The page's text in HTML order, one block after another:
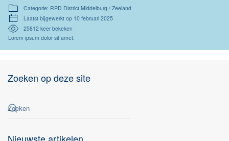
Categorie: RPD District Middelburg / Zeeland
Laatst bijgewerkt op 10 februari 2025
25812 keer bekeken
Lorem ipsum dolor sit amet.
Zoeken op deze site